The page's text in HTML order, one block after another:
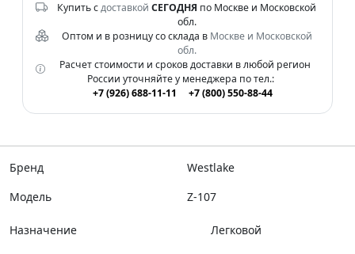
Купить сдоставкой СЕГОДНЯ по Москве и Московской
обл.
Оптом и в розницу со склада в Москве и Московской
обл.
Расчет стоимости и сроков доставки в любой регион
России уточняйте у менеджера по тел.:
+7 (926) 688-11-11
+7 (800) 550-88-44
Бренд
Westlake
Модель
Z-107
Назначение Легковой